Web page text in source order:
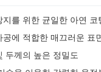
지를 위한 균일한 아연 코
공에 적합한 매끄러운 표
두께의 높은 정밀도